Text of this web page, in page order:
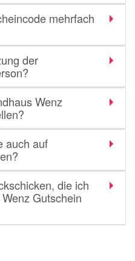
mehrfach
der
Wenz
auch auf
die ich
Gutschein